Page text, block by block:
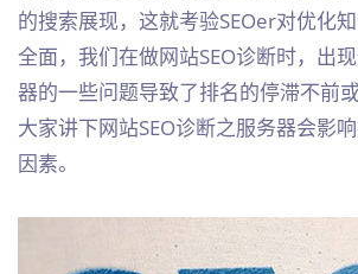
的搜索展现，这就考验SEOer对优化
全面，我们在做网站SEO诊断时，出
器的一些问题导致了排名的停滞不前
大家讲下网站SEO诊断之服务器会影
因素。